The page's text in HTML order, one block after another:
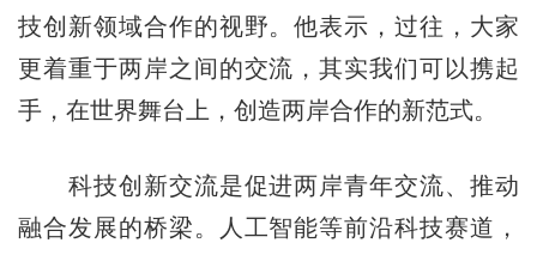
技创新领域合作的视野。他表示，过往，大家
更着重于两岸之间的交流，其实我们可以携起
手，在世界舞台上，创造两岸合作的新范式。
科技创新交流是促进两岸青年交流、推动
融合发展的桥梁。人工智能等前沿科技赛道，